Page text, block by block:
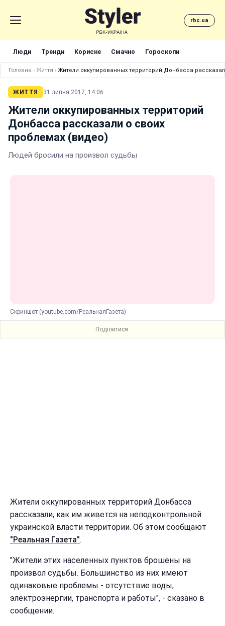
rbc.ua
Люди Тренди Корисне Смачно Гороскопи
Головна › Життя › Жители оккупированных территорий Донбасса
ЖИТТЯ 31 липня 2017, 14:06
Жители оккупированных территорий
Донбасса рассказали о своих
проблемах (видео)
Людей бросили на произвол судьбы
Скриншот (youtube.com/РеальнаяГазета)
Поділитися:
Жители оккупированных территорий Донбасса
рассказали, как им живется на неподконтрольной
украинской власти территории. Об этом сообщают
"Реальная Газета".
"Жители этих населенных пунктов брошены на
произвол судьбы. Большинство из них имеют
одинаковые проблемы - отсутствие воды,
электроэнергии, транспорта и работы", - сказано в
сообщении.